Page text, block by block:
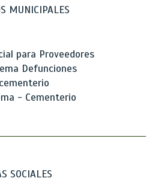
MUNICIPALES
para Proveedores
Defunciones
- Cementerio
SOCIALES